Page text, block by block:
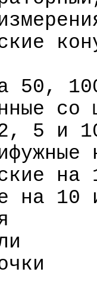
50,
5 и
на
на 10